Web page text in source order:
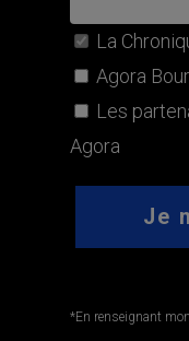
La
Agora
Les
Agora
*En renseignant